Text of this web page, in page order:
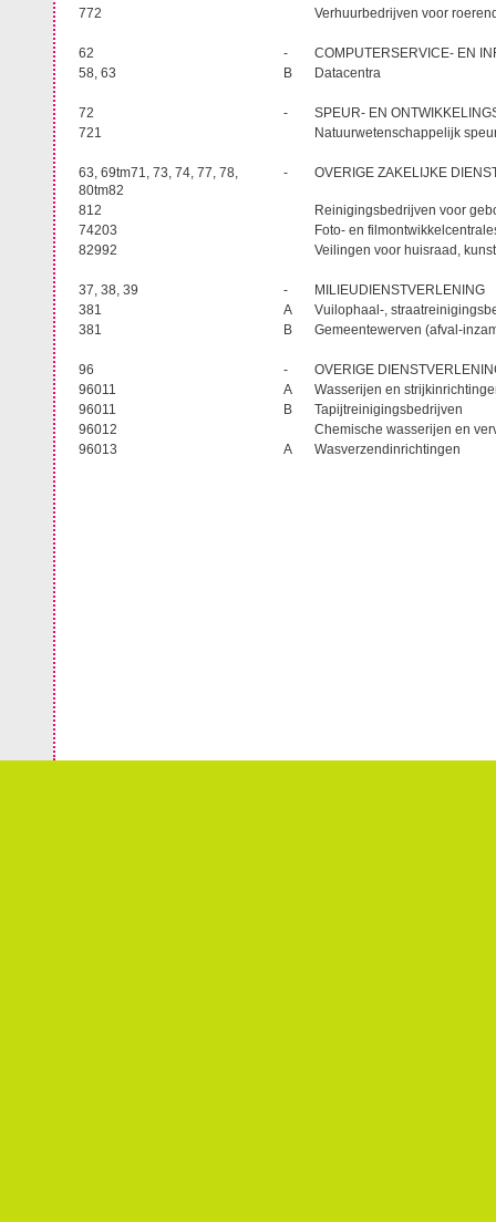
772
Verhuurbedrijven voor
62 -
COMPUTERSERVICE- EN
58, 63
B Datacentra
72 -
SPEUR- EN
721
Natuurwetenschappelijk
63, 69tm71, 73, 74, 77, 78,
80tm82
- OVERIGE ZAKELIJKE
812
Reinigingsbedrijven voor
74203
Foto- en
82992
Veilingen voor huisraad,
37, 38, 39 -
MILIEUDIENSTVERLENING
381
A
Vuilophaal-,
381
B Gemeentewerven (afval-
96 -
OVERIGE
96011
A
Wasserijen en
96011
B
Tapijtreinigingsbedrijven
96012
Chemische wasserijen en
96013
A Wasverzendinrichtingen